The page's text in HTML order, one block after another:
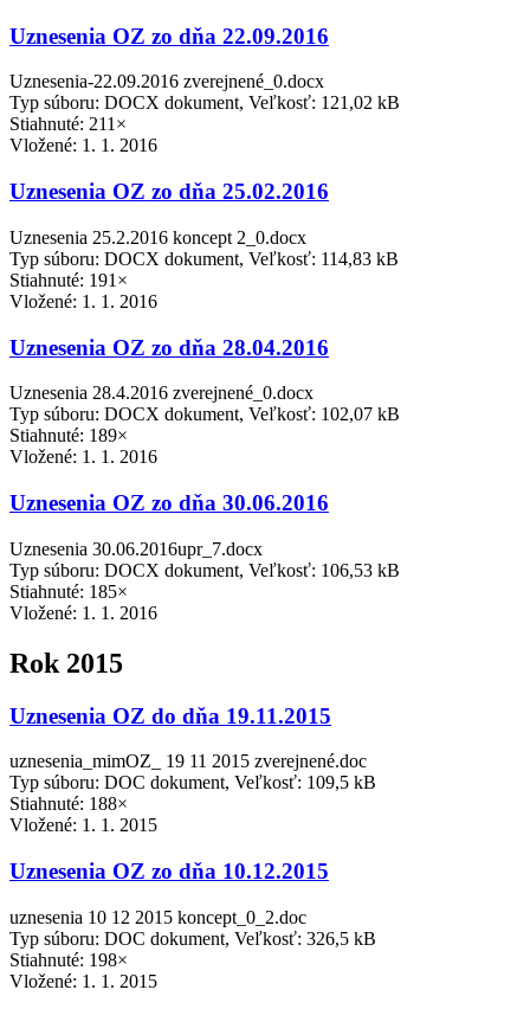
Uznesenia OZ zo dňa 22.09.2016
Uznesenia-22.09.2016 zverejnené_0.docx
Typ súboru: DOCX dokument, Veľkosť: 121,02 kB
Stiahnuté: 211×
Vložené: 1. 1. 2016
Uznesenia OZ zo dňa 25.02.2016
Uznesenia 25.2.2016 koncept 2_0.docx
Typ súboru: DOCX dokument, Veľkosť: 114,83 kB
Stiahnuté: 191×
Vložené: 1. 1. 2016
Uznesenia OZ zo dňa 28.04.2016
Uznesenia 28.4.2016 zverejnené_0.docx
Typ súboru: DOCX dokument, Veľkosť: 102,07 kB
Stiahnuté: 189×
Vložené: 1. 1. 2016
Uznesenia OZ zo dňa 30.06.2016
Uznesenia 30.06.2016upr_7.docx
Typ súboru: DOCX dokument, Veľkosť: 106,53 kB
Stiahnuté: 185×
Vložené: 1. 1. 2016
Rok 2015
Uznesenia OZ do dňa 19.11.2015
uznesenia_mimOZ_ 19 11 2015 zverejnené.doc
Typ súboru: DOC dokument, Veľkosť: 109,5 kB
Stiahnuté: 188×
Vložené: 1. 1. 2015
Uznesenia OZ zo dňa 10.12.2015
uznesenia 10 12 2015 koncept_0_2.doc
Typ súboru: DOC dokument, Veľkosť: 326,5 kB
Stiahnuté: 198×
Vložené: 1. 1. 2015